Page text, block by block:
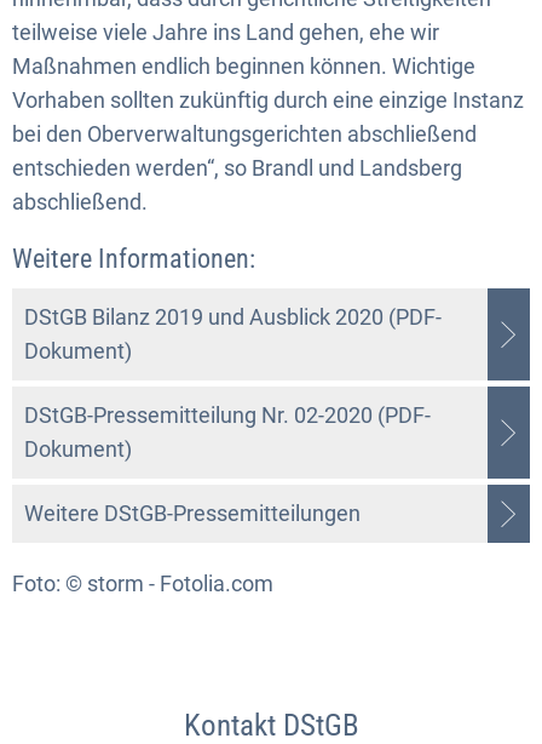
teilweise viele Jahre ins Land gehen, ehe wir
Maßnahmen endlich beginnen können. Wichtige
Vorhaben sollten zukünftig durch eine einzige Instanz
bei den Oberverwaltungsgerichten abschließend
entschieden werden“, so Brandl und Landsberg
abschließend.
Weitere Informationen:
DStGB Bilanz 2019 und Ausblick 2020 (PDF-
Dokument)
DStGB-Pressemitteilung Nr. 02-2020 (PDF-
Dokument)
Weitere DStGB-Pressemitteilungen
Foto: © storm - Fotolia.com
Kontakt DStGB